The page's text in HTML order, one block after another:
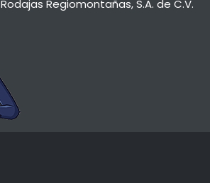
Rodajas Regiomontañas, S.A. de C.V.